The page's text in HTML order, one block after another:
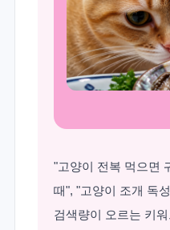
"고양이 전복 먹으면
때", "고양이 조개 독
검색량이 오르는 키